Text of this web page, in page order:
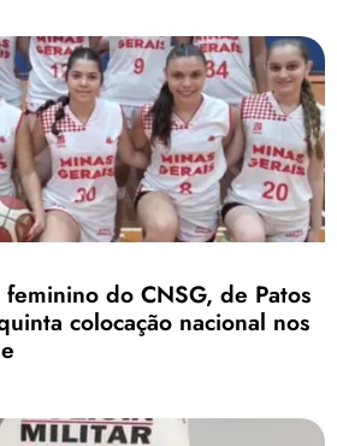
do CNSG, de Patos
colocação nacional nos